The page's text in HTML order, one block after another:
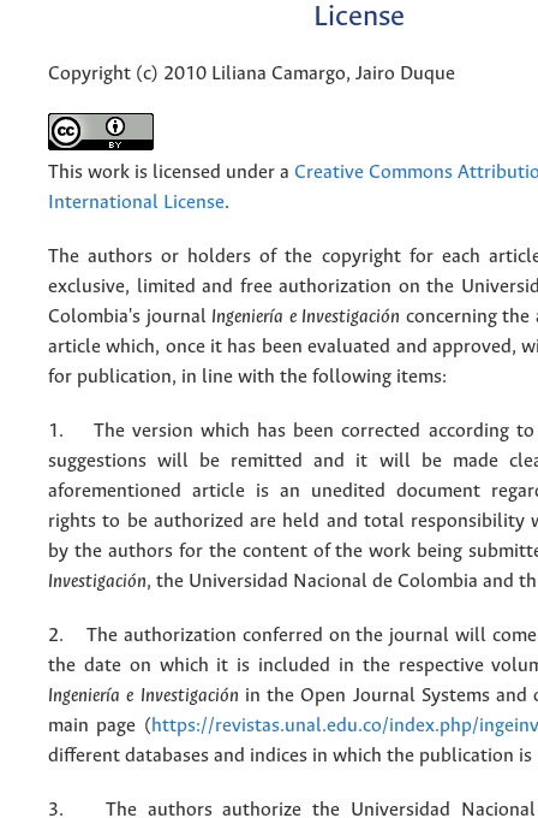
License
Copyright (c) 2010 Liliana Camargo, Jairo Duque
This work is licensed under a Creative Commons
International License.
The authors or holders of the copyright for each
exclusive, limited and free authorization on the
Colombia's journal Ingeniería e Investigación concerning the
article which, once it has been evaluated and approved,
for publication, in line with the following items:
1. The version which has been corrected according
suggestions will be remitted and it will be made
aforementioned article is an unedited document
rights to be authorized are held and total responsibility
by the authors for the content of the work being
Investigación, the Universidad Nacional de Colombia and
2. The authorization conferred on the journal will
the date on which it is included in the respective
Ingeniería e Investigación in the Open Journal Systems and
main page (https://revistas.unal.edu.co/index.php/ingeinv
different databases and indices in which the publication is
3. The authors authorize the Universidad Nacional